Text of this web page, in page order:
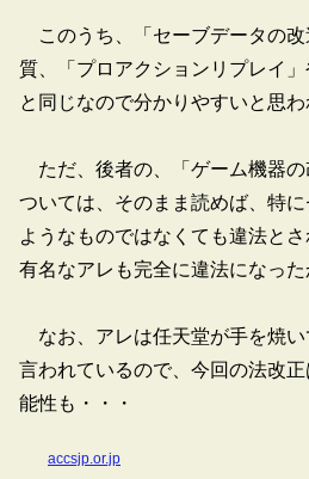
このうち、「セーブデータの
質、「プロアクションリプレイ」
と同じなので分かりやすいと思わ
ただ、後者の、「ゲーム機器の
ついては、そのまま読めば、特
ようなものではなくても違法と
有名なアレも完全に違法になった
なお、アレは任天堂が手を焼い
言われているので、今回の法改
能性も・・・
accsjp.or.jp